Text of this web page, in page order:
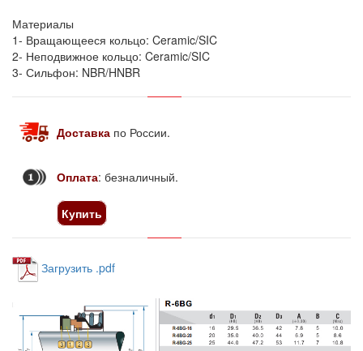
Материалы
1- Вращающееся кольцо: Ceramic/SIC
2- Неподвижное кольцо: Ceramic/SIC
3- Сильфон: NBR/HNBR
Доставка по России.
Оплата: безналичный.
Купить
Загрузить .pdf